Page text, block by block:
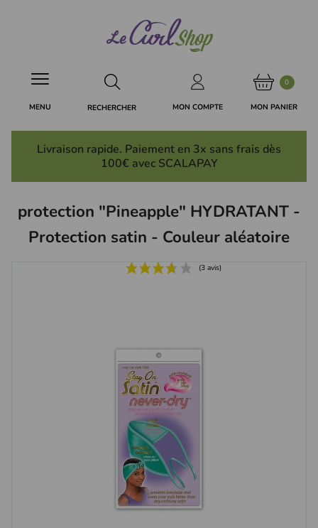
MON COMPTE
0
MON PANIER
RECHERCHER
MENU
Livraison rapide. Paiement en 3x sans frais dès
100€ avec SCALAPAY
protection "Pineapple" HYDRATANT -
Protection satin - Couleur aléatoire